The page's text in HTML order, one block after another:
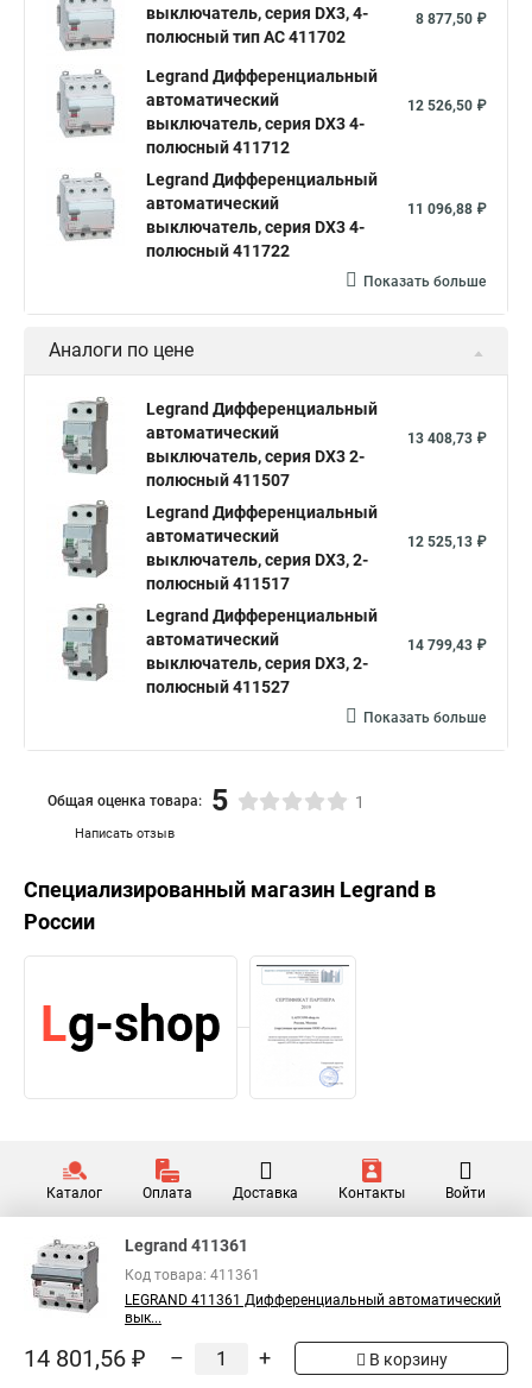
выключатель, серия DX3, 4-
полюсный тип АС 411702
8 877,50 ₽
Legrand Дифференциальный
автоматический
выключатель, серия DX3 4-
полюсный 411712
12 526,50 ₽
Legrand Дифференциальный
автоматический
выключатель, серия DX3 4-
полюсный 411722
11 096,88 ₽
Показать больше
Аналоги по цене
Legrand Дифференциальный
автоматический
выключатель, серия DX3 2-
полюсный 411507
13 408,73 ₽
Legrand Дифференциальный
автоматический
выключатель, серия DX3, 2-
полюсный 411517
12 525,13 ₽
Legrand Дифференциальный
автоматический
выключатель, серия DX3, 2-
полюсный 411527
14 799,43 ₽
Показать больше
Написать отзыв
Общая оценка товара: 5 1
Специализированный магазин Legrand в
России
Каталог Оплата Доставка Контакты Войти
Legrand 411361
Код товара: 411361
LEGRAND 411361 Дифференциальный автоматический
вык...
14 801,56 ₽ – + В корзину